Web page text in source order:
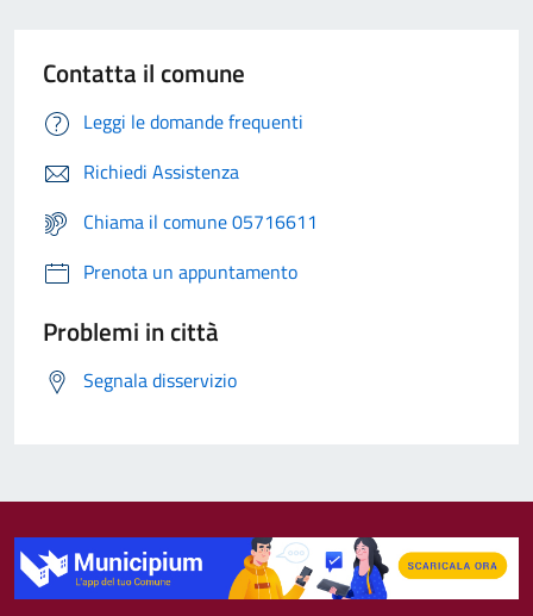
Contatta il comune
Leggi le domande frequenti
Richiedi Assistenza
Chiama il comune 05716611
Prenota un appuntamento
Problemi in città
Segnala disservizio